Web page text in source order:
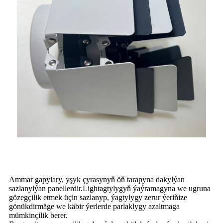
Ammar gapylary, yşyk çyrasynyň öň tarapyna dakylýan
sazlanylýan panellerdir.Lightagtylygyň ýaýramagyna we ugruna
gözegçilik etmek üçin sazlanyp, ýagtylygy zerur ýeriňize
gönükdirmäge we käbir ýerlerde parlaklygy azaltmaga
mümkinçilik berer.